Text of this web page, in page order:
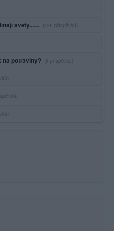
světy....... (326 příspěvků)
na potraviny? (9 příspěvků)